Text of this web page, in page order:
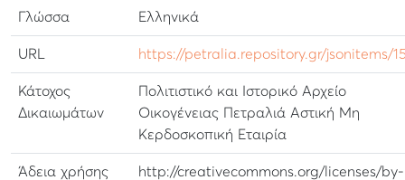
Γλώσσα Ελληνικά
URL https://petralia.repository.gr/jsonitems/
Κάτοχος
Δικαιωμάτων
Πολιτιστικό και Ιστορικό Αρχείο
Οικογένειας Πετραλιά Αστική Μη
Κερδοσκοπική Εταιρία
Άδεια χρήσης
http://creativecommons.org/licenses/by-